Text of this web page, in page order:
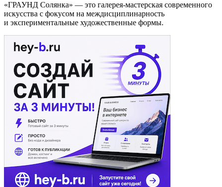
«ГРАУНД Солянка» — это галерея-мастерская современного
искусства с фокусом на междисциплинарность
и экспериментальные художественные формы.